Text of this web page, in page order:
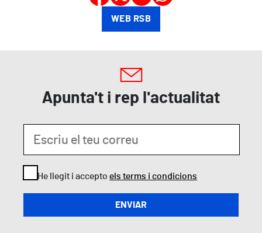
WEB RSB
Apunta't i rep l'actualitat
He llegit i accepto els terms i condicions